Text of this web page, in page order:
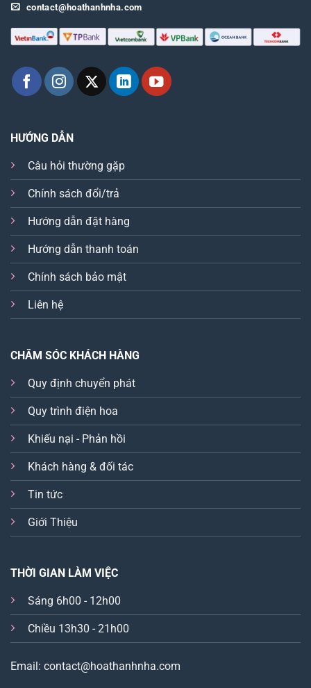
contact@hoathanhnha.com
HƯỚNG DẪN
Câu hỏi thường gặp
Chính sách đổi/trả
Hướng dẫn đặt hàng
Hướng dẫn thanh toán
Chính sách bảo mật
Liên hệ
CHĂM SÓC KHÁCH HÀNG
Quy định chuyển phát
Quy trình điện hoa
Khiếu nại - Phản hồi
Khách hàng & đối tác
Tin tức
Giới Thiệu
THỜI GIAN LÀM VIỆC
Sáng 6h00 - 12h00
Chiều 13h30 - 21h00
Email: contact@hoathanhnha.com